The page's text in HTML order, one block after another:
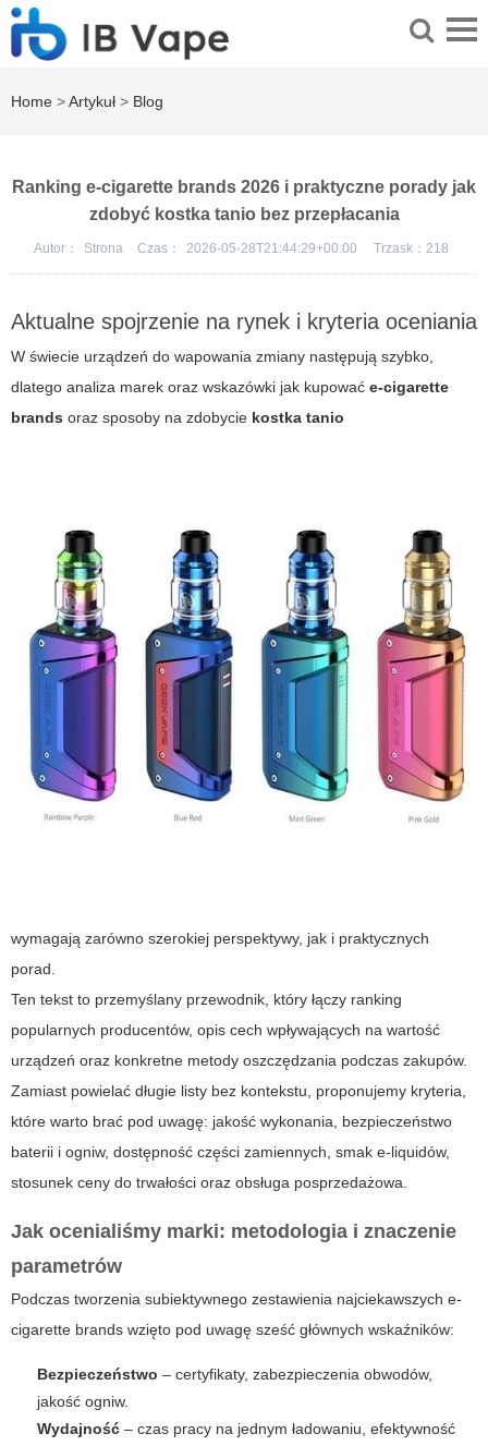
Home >Artykuł > Blog
Ranking e-cigarette brands 2026 i praktyczne porady jak
zdobyć kostka tanio bez przepłacania
Autor： Strona Czas： 2026-05-28T21:44:29+00:00 Trzask： 218
Aktualne spojrzenie na rynek i kryteria oceniania
W świecie urządzeń do wapowania zmiany następują szybko,
dlatego analiza marek oraz wskazówki jak kupować e-cigarette
brands oraz sposoby na zdobycie kostka tanio
wymagają zarówno szerokiej perspektywy, jak i praktycznych
porad.
Ten tekst to przemyślany przewodnik, który łączy ranking
popularnych producentów, opis cech wpływających na wartość
urządzeń oraz konkretne metody oszczędzania podczas zakupów.
Zamiast powielać długie listy bez kontekstu, proponujemy kryteria,
które warto brać pod uwagę: jakość wykonania, bezpieczeństwo
baterii i ogniw, dostępność części zamiennych, smak e-liquidów,
stosunek ceny do trwałości oraz obsługa posprzedażowa.
Jak ocenialiśmy marki: metodologia i znaczenie
parametrów
Podczas tworzenia subiektywnego zestawienia najciekawszych e-
cigarette brands wzięto pod uwagę sześć głównych wskaźników:
Bezpieczeństwo – certyfikaty, zabezpieczenia obwodów,
jakość ogniw.
Wydajność – czas pracy na jednym ładowaniu, efektywność